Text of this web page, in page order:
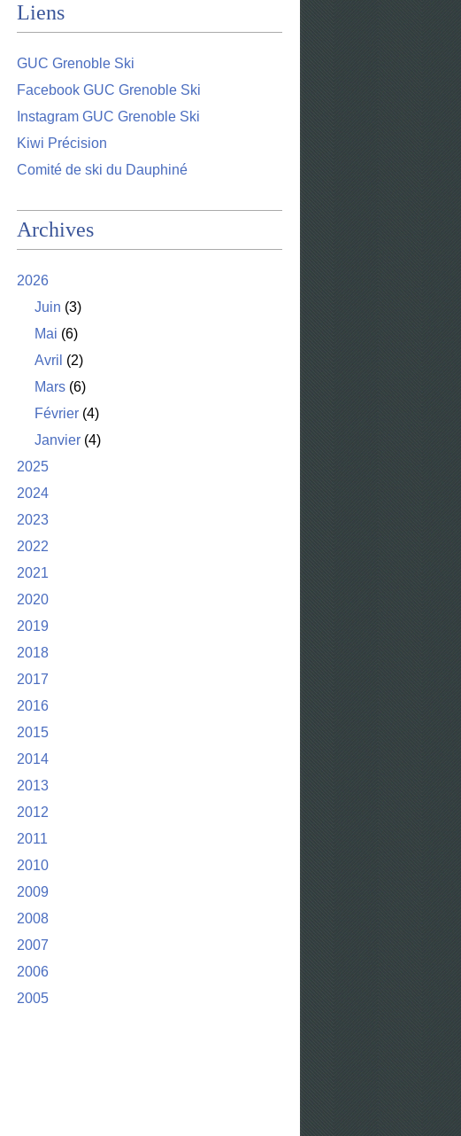
Liens
GUC Grenoble Ski
Facebook GUC Grenoble Ski
Instagram GUC Grenoble Ski
Kiwi Précision
Comité de ski du Dauphiné
Archives
2026
Juin (3)
Mai (6)
Avril (2)
Mars (6)
Février (4)
Janvier (4)
2025
2024
2023
2022
2021
2020
2019
2018
2017
2016
2015
2014
2013
2012
2011
2010
2009
2008
2007
2006
2005